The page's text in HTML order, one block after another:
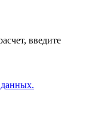
введите